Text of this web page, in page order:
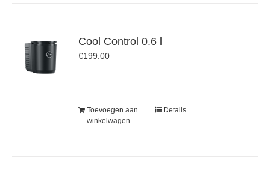
Cool Control 0.6 l
€199.00
Toevoegen aan
winkelwagen
Details